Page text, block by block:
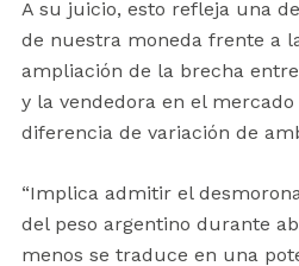
A su juicio, esto refleja una
de nuestra moneda frente a
ampliación de la brecha
y la vendedora en el
diferencia de variación de
“Implica admitir el
del peso argentino durante
menos se traduce en una